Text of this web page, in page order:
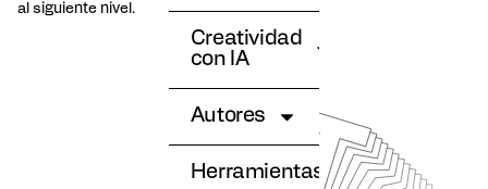
al siguiente nivel.
Creatividad
con IA
Autores
Herramientas